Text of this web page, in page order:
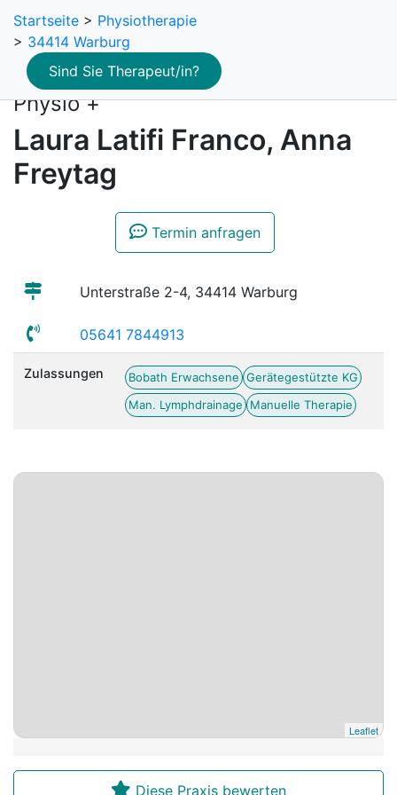
Startseite > Physiotherapie
> 34414 Warburg
Sind Sie Therapeut/in?
Physio +
Laura Latifi Franco, Anna
Freytag
Termin anfragen
Unterstraße 2-4, 34414 Warburg
05641 7844913
Zulassungen Bobath Erwachsene Gerätegestützte KG
Man. Lymphdrainage
Manuelle Therapie
Leaflet
Diese Praxis bewerten